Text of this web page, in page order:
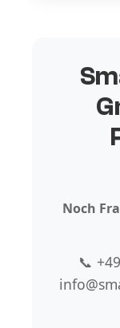
Noch
📞